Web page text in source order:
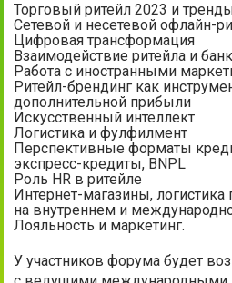
Торговый ритейл 2023 и
Сетевой и несетевой офлайн-
Цифровая трансформация
Взаимодействие ритейла и
Работа с иностранными
Ритейл-брендинг как
дополнительной прибыли
Искусственный интеллект
Логистика и фулфилмент
Перспективные форматы
экспресс-кредиты, BNPL
Роль HR в ритейле
Интернет-магазины, логистика
на внутреннем и
Лояльность и маркетинг.
У участников форума будет